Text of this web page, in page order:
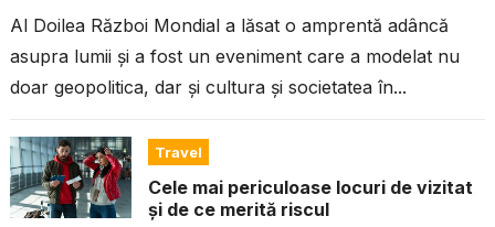
Al Doilea Război Mondial a lăsat o amprentă adâncă
asupra lumii și a fost un eveniment care a modelat nu
doar geopolitica, dar și cultura și societatea în...
Travel
Cele mai periculoase locuri de vizitat
și de ce merită riscul